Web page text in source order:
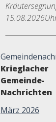
Krieglacher
Gemeinde-
Nachrichten
März 2026